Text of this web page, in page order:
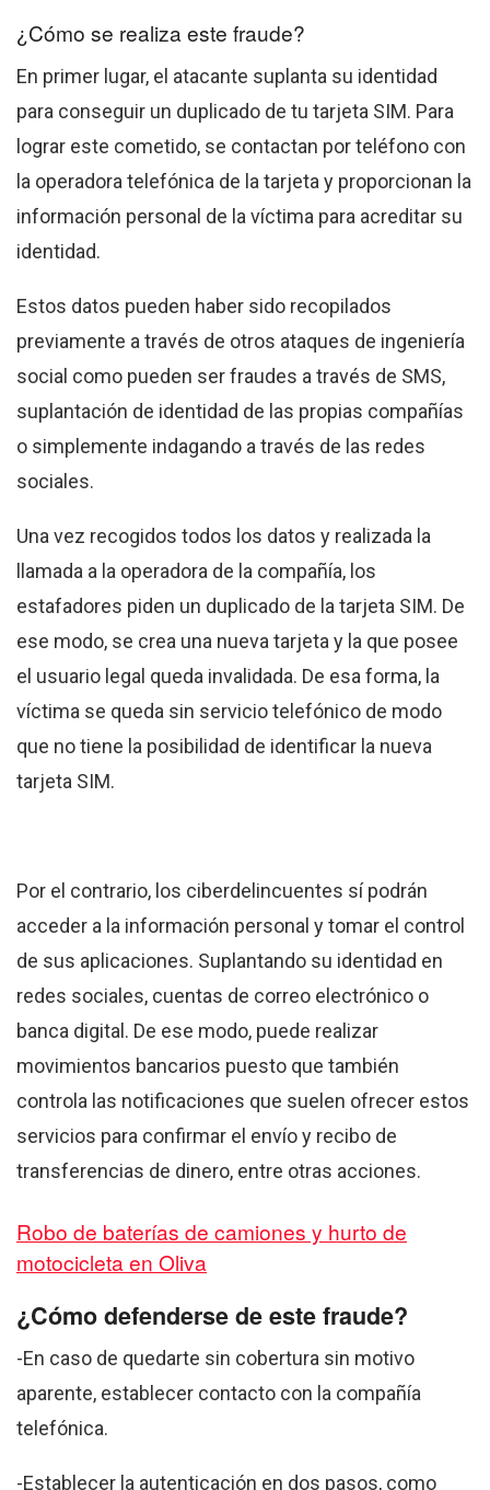
¿Cómo se realiza este fraude?
En primer lugar, el atacante suplanta su identidad
para conseguir un duplicado de tu tarjeta SIM. Para
lograr este cometido, se contactan por teléfono con
la operadora telefónica de la tarjeta y proporcionan la
información personal de la víctima para acreditar su
identidad.
Estos datos pueden haber sido recopilados
previamente a través de otros ataques de ingeniería
social como pueden ser fraudes a través de SMS,
suplantación de identidad de las propias compañías
o simplemente indagando a través de las redes
sociales.
Una vez recogidos todos los datos y realizada la
llamada a la operadora de la compañía, los
estafadores piden un duplicado de la tarjeta SIM. De
ese modo, se crea una nueva tarjeta y la que posee
el usuario legal queda invalidada. De esa forma, la
víctima se queda sin servicio telefónico de modo
que no tiene la posibilidad de identificar la nueva
tarjeta SIM.
Por el contrario, los ciberdelincuentes sí podrán
acceder a la información personal y tomar el control
de sus aplicaciones. Suplantando su identidad en
redes sociales, cuentas de correo electrónico o
banca digital. De ese modo, puede realizar
movimientos bancarios puesto que también
controla las notificaciones que suelen ofrecer estos
servicios para confirmar el envío y recibo de
transferencias de dinero, entre otras acciones.
Robo de baterías de camiones y hurto de
motocicleta en Oliva
¿Cómo defenderse de este fraude?
-En caso de quedarte sin cobertura sin motivo
aparente, establecer contacto con la compañía
telefónica.
-Establecer la autenticación en dos pasos, como